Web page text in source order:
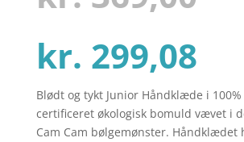
kundebedø
kr. 299,08Den
Blødt og tykt Junior Håndklæde i 100%
certificeret økologisk bomuld vævet i
Cam Cam bølgemønster. Håndklædet